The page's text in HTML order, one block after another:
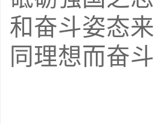
和奋斗姿态
同理想而奋斗